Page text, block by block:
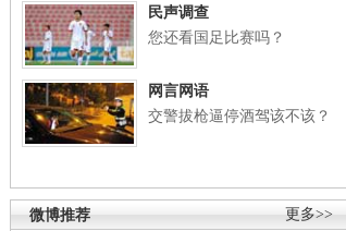
民声调查
您还看国足比赛吗？
网言网语
交警拔枪逼停酒驾该不该？
更多>>
微博推荐